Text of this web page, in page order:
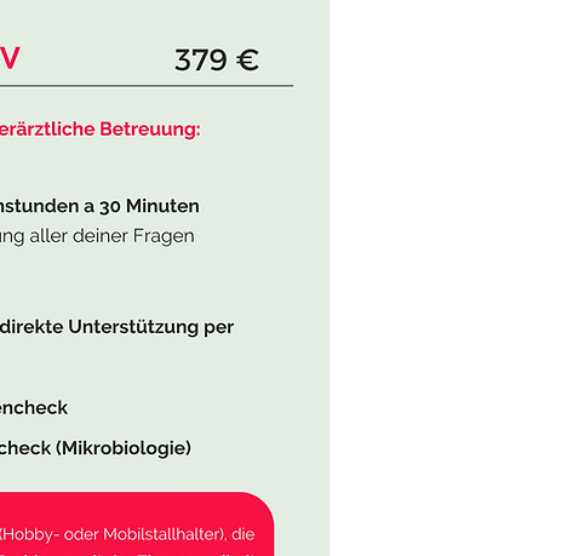
für ein Zoom-
gemeinsam